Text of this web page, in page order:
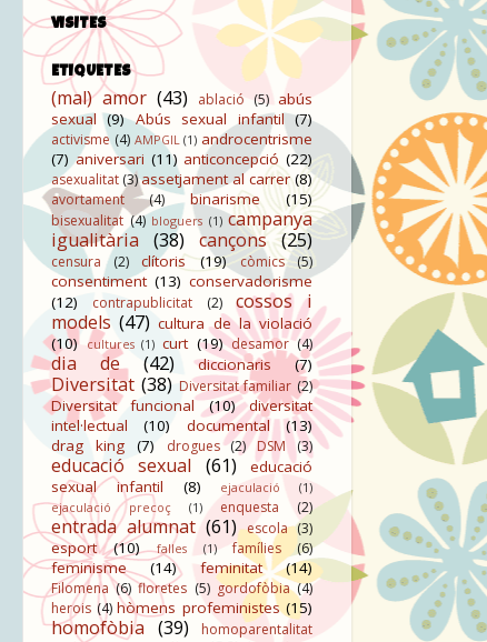
VISITES
ETIQUETES
(mal) amor (43) ablació (5) abús
sexual (9) Abús sexual infantil (7)
activisme (4) AMPGIL (1) androcentrisme
(7) aniversari (11) anticoncepció (22)
asexualitat (3)assetjament al carrer (8)
avortament (4) binarisme (15)
bisexualitat (4) bloguers (1) campanya
igualitària
(38) cançons (25)
censura (2) clítoris (19) còmics (5)
consentiment (13) conservadorisme
(12)
contrapublicitat (2)
cossos i
models (47) cultura de la violació
(10) cultures (1) curt (19) desamor (4)
dia de (42) diccionaris (7)
Diversitat (38) Diversitat familiar (2)
Diversitat funcional (10)
diversitat
intel·lectual
(10) documental
(13)
drag king
(7) drogues (2) DSM (3)
educació sexual (61)
educació
sexual infantil
(8) ejaculació
(1)
ejaculació precoç
(1) enquesta (2)
entrada alumnat (61) escola (3)
esport (10) falles (1) famílies (6)
feminisme (14) feminitat (14)
Filomena (6) floretes (5) gordofòbia (4)
herois (4) hòmens profeministes (15)
homofòbia (39)
homoparentalitat